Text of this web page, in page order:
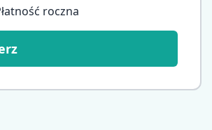
roczna